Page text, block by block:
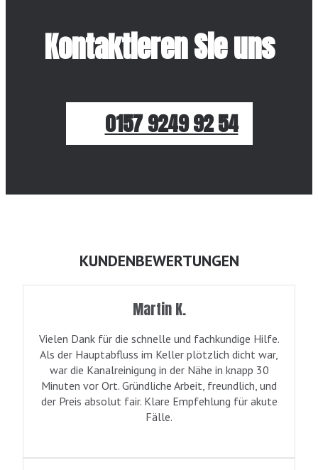
Kontaktieren Sie uns
0157 9249 92 54
KUNDENBEWERTUNGEN
Martin K.
Vielen Dank für die schnelle und fachkundige Hilfe.
Als der Hauptabfluss im Keller plötzlich dicht war,
war die Kanalreinigung in der Nähe in knapp 30
Minuten vor Ort. Gründliche Arbeit, freundlich, und
der Preis absolut fair. Klare Empfehlung für akute
Fälle.